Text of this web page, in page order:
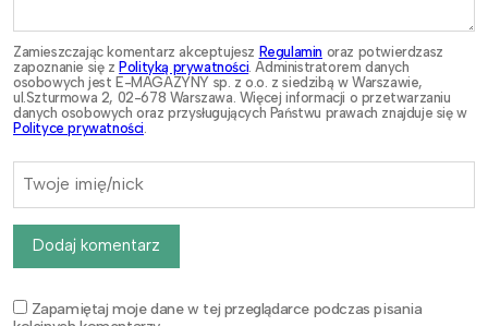
Zamieszczając komentarz akceptujesz Regulamin oraz potwierdzasz
zapoznanie się z Polityką prywatności. Administratorem danych
osobowych jest E-MAGAZYNY sp. z o.o. z siedzibą w Warszawie,
ul.Szturmowa 2, 02-678 Warszawa. Więcej informacji o przetwarzaniu
danych osobowych oraz przysługujących Państwu prawach znajduje się w
Polityce prywatności.
Zapamiętaj moje dane w tej przeglądarce podczas pisania
Dodaj komentarz